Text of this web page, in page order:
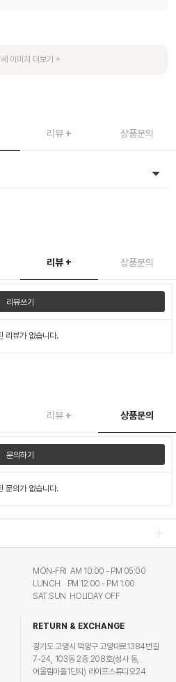
리뷰 + 상품문의
리뷰 + 상품문의
리뷰쓰기
리뷰가 없습니다.
리뷰 + 상품문의
문의하기
문의가 없습니다.
MON-FRI AM 10:00 - PM 05:00
LUNCH PM 12:00 - PM 1:00
SAT.SUN HOLIDAY OFF
RETURN & EXCHANGE
경기도 고양시 덕양구 고양대로1384번길
7-24, 103동 2층 208호(성사 동,
어울림마을1단지) 라이프스튜디오24